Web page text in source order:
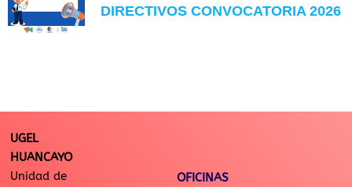
DIRECTIVOS CONVOCATORIA 2026
UGEL
HUANCAYO
Unidad de
OFICINAS